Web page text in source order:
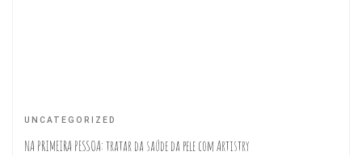
UNCATEGORIZED
NA PRIMEIRA PESSOA: tratar da saúde da pele com Artistry